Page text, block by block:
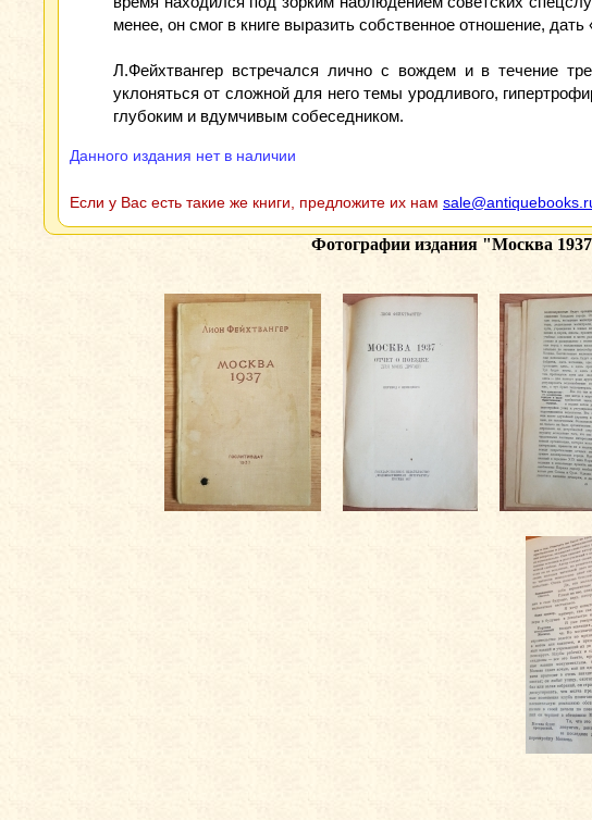
менее, он смог в книге выразить собственное отношение,
Л.Фейхтвангер встречался лично с вождем и в течение
уклоняться от сложной для него темы уродливого,
глубоким и вдумчивым собеседником.
Данного издания нет в наличии
Если у Вас есть такие же книги, предложите их нам
Фотографии издания "Москва